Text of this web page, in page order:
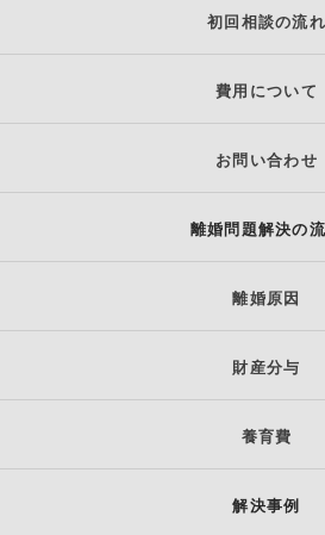
初回相談の流れ
費用について
お問い合わせ
離婚問題解決の
離婚原因
財産分与
養育費
解決事例